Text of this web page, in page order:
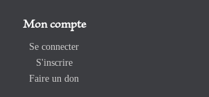
Mon compte
Se connecter
S'inscrire
Faire un don